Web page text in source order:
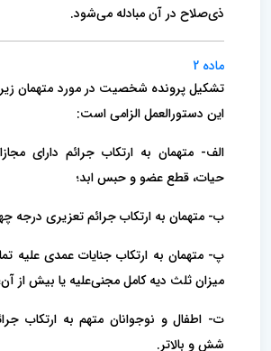
ذی‌صلاح در آن مبادله می‌شود.
ماده 2
تشکیل پرونده شخصیت در مورد متهمان
این دستورالعمل الزامی است:
الف- متهمان به ارتکاب جرائم دارای
حیات، قطع عضو و حبس ابد؛
ب- متهمان به ارتکاب جرائم تعزیری درجه
پ- متهمان به ارتکاب جنایات عمدی علیه
میزان ثلث دیه کامل مجنی‌علیه یا بیش از
ت- اطفال و نوجوانان متهم به ارتکاب
شش و بالاتر.